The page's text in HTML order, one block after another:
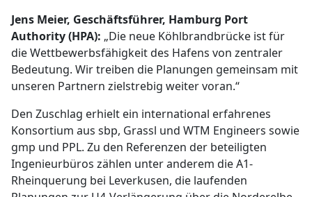
Jens Meier, Geschäftsführer, Hamburg Port
Authority (HPA): „Die neue Köhlbrandbrücke ist für
die Wettbewerbsfähigkeit des Hafens von zentraler
Bedeutung. Wir treiben die Planungen gemeinsam mit
unseren Partnern zielstrebig weiter voran.“
Den Zuschlag erhielt ein international erfahrenes
Konsortium aus sbp, Grassl und WTM Engineers sowie
gmp und PPL. Zu den Referenzen der beteiligten
Ingenieurbüros zählen unter anderem die A1-
Rheinquerung bei Leverkusen, die laufenden